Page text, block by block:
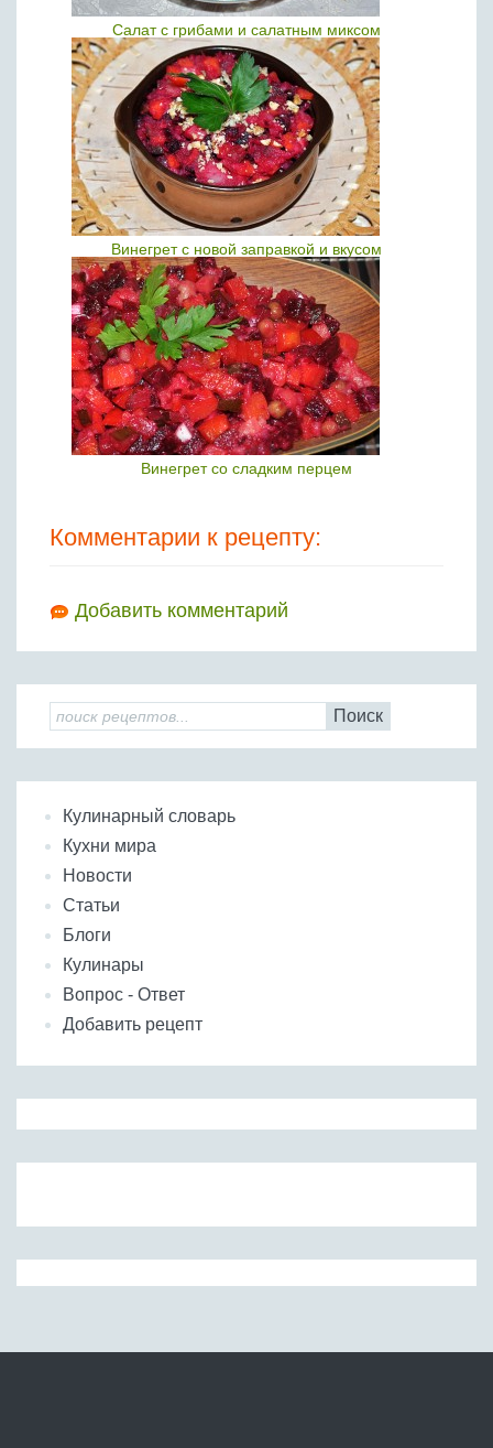
Салат с грибами и салатным миксом
Винегрет с новой заправкой и вкусом
Винегрет со сладким перцем
Комментарии к рецепту:
Добавить комментарий
Поиск
Кулинарный словарь
Кухни мира
Новости
Статьи
Блоги
Кулинары
Вопрос - Ответ
Добавить рецепт